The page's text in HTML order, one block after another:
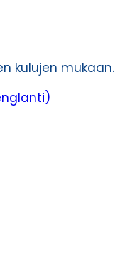
kulujen mukaan.